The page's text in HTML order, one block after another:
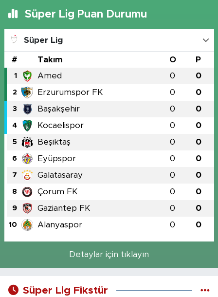
Süper Lig Puan Durumu
Süper Lig
# Takım O P
1 Amed 0 0
2 Erzurumspor FK 0 0
3 Başakşehir 0 0
4 Kocaelispor 0 0
5 Beşiktaş 0 0
6 Eyüpspor 0 0
7 Galatasaray 0 0
8 Çorum FK 0 0
9 Gaziantep FK 0 0
10 Alanyaspor 0 0
Detaylar için tıklayın
Süper Lig Fikstür